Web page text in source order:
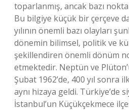
toparlanmış, ancak bazı
Bu bilgiye küçük bir çerçeve
yılının önemli bazı olayları
dönemin bilimsel, politik ve
şekillendiren önemli dönüm
etmektedir. Neptün ve
Şubat 1962’de, 400 yıl sonra
aynı hizaya geldi. Türkiye’de
İstanbul’un Küçükçekmece